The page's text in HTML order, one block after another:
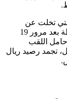
عن
الصدارة في نوفمبر الماضي- رصيدها إلى 45 نقطة بعد مرور 19
رصيد ريال